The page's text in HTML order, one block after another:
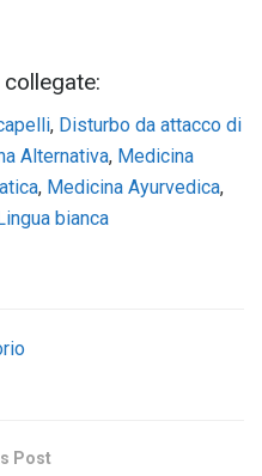
, Disturbo da attacco di
Alternativa, Medicina
, Medicina Ayurvedica,
bianca
Post